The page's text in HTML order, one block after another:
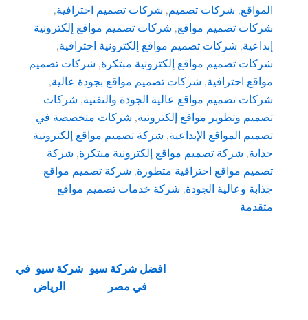
شركات تصميم, شركات تصميم احترافية,
تصميم مواقع,شركات تصميم مواقع إلكترونية
شركات تصميم مواقع إلكترونية احترافية ,
تصميم مواقع إلكترونية مبتكرة, شركات تصميم
احترافية,شركات تصميم مواقع بجودة عالية,
تصميم مواقع عالية الجودة والتقنية,شركات
وتطوير مواقع إلكترونية,شركات متخصصة في
المواقع الإبداعية,شركة تصميم مواقع إلكترونية
شركة تصميم مواقع إلكترونية مبتكرة, شركة
مواقع احترافية متطورة ,شركة تصميم مواقع
وعالية الجودة,شركة خدمات تصميم مواقع
افضل شركة سيو شركة سيو في
الرياض